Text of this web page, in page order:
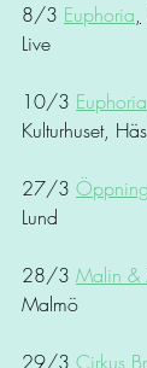
8/3 Euphoria,
Live
10/3 Euphoria
Kulturhuset,
27/3
Lund
28/3 Malin &
Malmö
29/3 Cirkus